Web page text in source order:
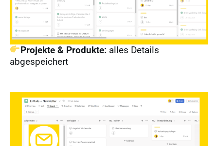
Projekte & Produkte:alles Details
abgespeichert